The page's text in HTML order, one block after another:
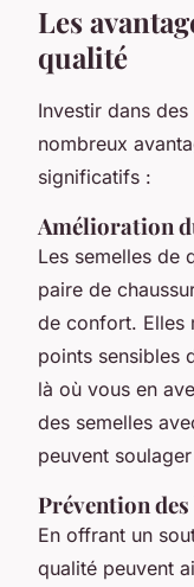
Les
qualité
Investir dans
nombreux
significatifs :
Amélioration
Les semelles de
paire de
de confort. Elles
points sensibles
là où vous en
des semelles
peuvent
Prévention
En offrant un
qualité peuvent